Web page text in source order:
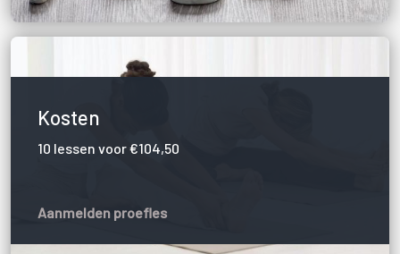
Kosten
10 lessen voor €104,50
Aanmelden proefles